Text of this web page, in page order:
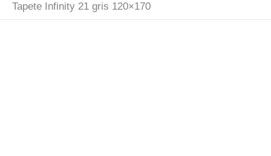
Tapete Infinity 21 gris 120×170